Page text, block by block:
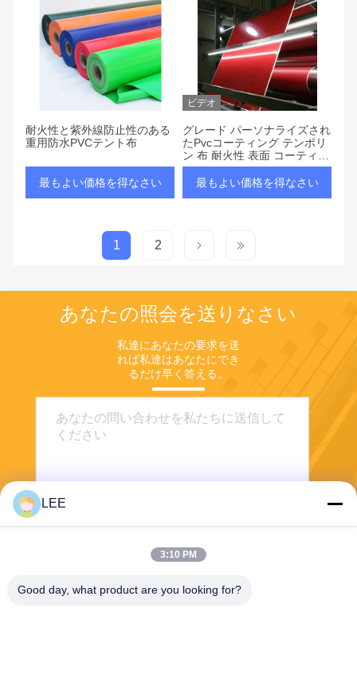
耐火性と紫外線防止性のある
重用防水PVCテント布
最もよい価格を得なさい
ビデオ
グレード パーソナライズされ
たPvcコーティング テンポリ
ン 布 耐火性 表面 コーティン
グバック
最もよい価格を得なさい
1 2
あなたの照会を送りなさい
私達にあなたの要求を送
れば私達はあなたにでき
るだけ早く答える。
LEE
3:10 PM
Good day, what product are you looking for?